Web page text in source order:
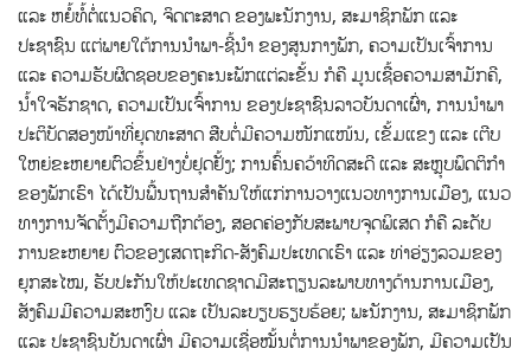
ແລະ ຫຍໍ້ທໍ້ຕໍ່ແນວຄິດ, ຈິດຕະສາດ ຂອງພະນັກງານ, ສະມາຊິກພັກ ແລະ
ປະຊາຊົນ ແຕ່ພາຍໃຕ້ການນໍາພາ-ຊີ້ນໍາ ຂອງສູນກາງພັກ, ຄວາມເປັນເຈົ້າການ
ແລະ ຄວາມຮັບຜິດຊອບຂອງຄະນະພັກແຕ່ລະຂັ້ນ ກໍຄື ມູນເຊື້ອຄວາມສາມັກຄີ,
ນໍ້າໃຈຮັກຊາດ, ຄວາມເປັນເຈົ້າການ ຂອງປະຊາຊົນລາວບັນດາເຜົ່າ, ການນໍາພາ
ປະຕິບັດສອງໜ້າທີ່ຍຸດທະສາດ ສືບຕໍ່ມີຄວາມໜັກແໜ້ນ, ເຂັ້ມແຂງ ແລະ ເຕີບ
ໃຫຍ່ຂະຫຍາຍຕົວຂຶ້ນຢ່າງບໍ່ຢຸດຢັ້ງ; ການຄົ້ນຄວ້າທິດສະດີ ແລະ ສະຫຼຸບພຶດຕິກຳ
ຂອງພັກເຮົາ ໄດ້ເປັນພື້ນຖານສໍາຄັນໃຫ້ແກ່ການວາງແນວທາງການເມືອງ, ແນວ
ທາງການຈັດຕັ້ງມີຄວາມຖືກຕ້ອງ, ສອດຄ່ອງກັບສະພາບຈຸດພິເສດ ກໍຄື ລະດັບ
ການຂະຫຍາຍ ຕົວຂອງເສດຖະກິດ-ສັງຄົມປະເທດເຮົາ ແລະ ທ່າອ່ຽງລວມຂອງ
ຍຸກສະໄໝ, ຮັບປະກັນໃຫ້ປະເທດຊາດມີສະຖຽນລະພາບທາງດ້ານການເມືອງ,
ສັງຄົມມີຄວາມສະຫງົບ ແລະ ເປັນລະບຽບຮຽບຮ້ອຍ; ພະນັກງານ, ສະມາຊິກພັກ
ແລະ ປະຊາຊົນບັນດາເຜົ່າ ມີຄວາມເຊື່ອໝັ້ນຕໍ່ການນໍາພາຂອງພັກ, ມີຄວາມເປັນ